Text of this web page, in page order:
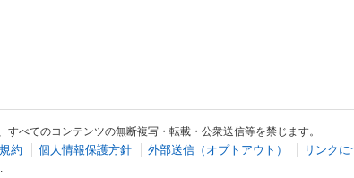
べてのコンテンツの無断複写・転載・公衆送信等を禁じます。
約 個人情報保護方針 外部送信（オプトアウト） リンクに